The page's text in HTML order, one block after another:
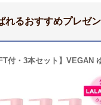
れるおすすめプレゼ